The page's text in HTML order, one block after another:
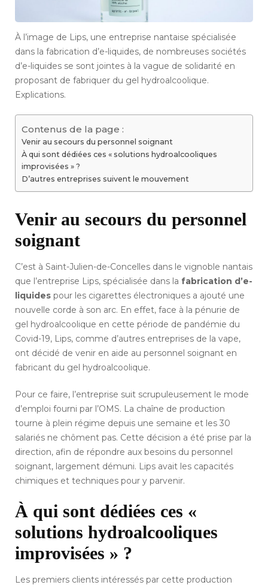
À l’image de Lips, une entreprise nantaise spécialisée
dans la fabrication d’e-liquides, de nombreuses sociétés
d’e-liquides se sont jointes à la vague de solidarité en
proposant de fabriquer du gel hydroalcoolique.
Explications.
Contenus de la page :
Venir au secours du personnel soignant
À qui sont dédiées ces « solutions hydroalcooliques
improvisées » ?
D’autres entreprises suivent le mouvement
Venir au secours du personnel
soignant
C’est à Saint-Julien-de-Concelles dans le vignoble nantais
que l’entreprise Lips, spécialisée dans la fabrication d’e-
liquides pour les cigarettes électroniques a ajouté une
nouvelle corde à son arc. En effet, face à la pénurie de
gel hydroalcoolique en cette période de pandémie du
Covid-19, Lips, comme d’autres entreprises de la vape,
ont décidé de venir en aide au personnel soignant en
fabricant du gel hydroalcoolique.
Pour ce faire, l’entreprise suit scrupuleusement le mode
d’emploi fourni par l’OMS. La chaîne de production
tourne à plein régime depuis une semaine et les 30
salariés ne chôment pas. Cette décision a été prise par la
direction, afin de répondre aux besoins du personnel
soignant, largement démuni. Lips avait les capacités
chimiques et techniques pour y parvenir.
À qui sont dédiées ces «
solutions hydroalcooliques
improvisées » ?
Les premiers clients intéressés par cette production